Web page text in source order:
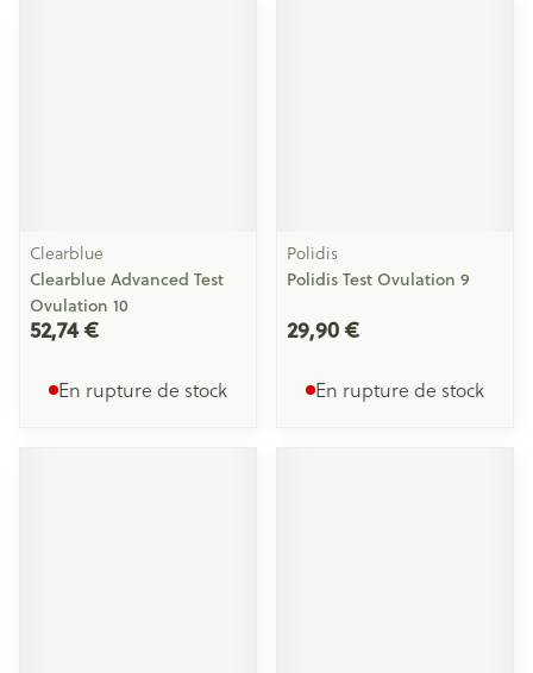
Clearblue
Clearblue Advanced Test
Ovulation 10
52,74 €
En rupture de stock
Polidis
Polidis Test Ovulation 9
29,90 €
En rupture de stock